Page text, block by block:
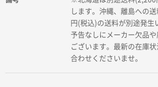
します。沖縄、離島への
円(税込)の送料が別途発生
予告なしにメーカー欠品
ございます。最新の在庫
合わせくださいませ。